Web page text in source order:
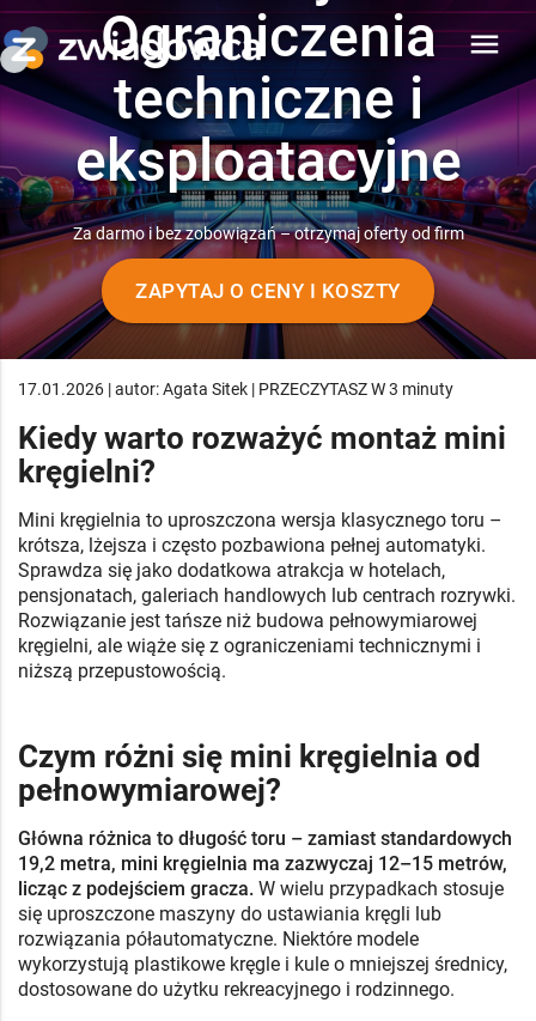
menu
Ograniczenia
techniczne i
eksploatacyjne
Za darmo i bez zobowiązań – otrzymaj oferty od firm
ZAPYTAJ O CENY I KOSZTY
17.01.2026 | autor: Agata Sitek | PRZECZYTASZ W 3 minuty
Kiedy warto rozważyć montaż mini
kręgielni?
Mini kręgielnia to uproszczona wersja klasycznego toru –
krótsza, lżejsza i często pozbawiona pełnej automatyki.
Sprawdza się jako dodatkowa atrakcja w hotelach,
pensjonatach, galeriach handlowych lub centrach rozrywki.
Rozwiązanie jest tańsze niż budowa pełnowymiarowej
kręgielni, ale wiąże się z ograniczeniami technicznymi i
niższą przepustowością.
Czym różni się mini kręgielnia od
pełnowymiarowej?
Główna różnica to długość toru – zamiast standardowych
19,2 metra, mini kręgielnia ma zazwyczaj 12–15 metrów,
licząc z podejściem gracza. W wielu przypadkach stosuje
się uproszczone maszyny do ustawiania kręgli lub
rozwiązania półautomatyczne. Niektóre modele
wykorzystują plastikowe kręgle i kule o mniejszej średnicy,
dostosowane do użytku rekreacyjnego i rodzinnego.